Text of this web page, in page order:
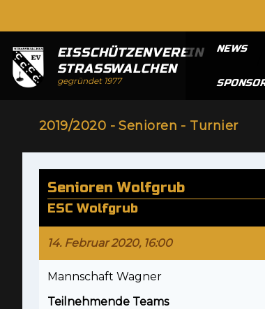
EISSCHÜTZENVEREIN
STRASSWALCHEN
gegründet 1977
NEWS
2019/2020 - Senioren - Turnier
Senioren Wolfgrub
ESC Wolfgrub
14. Februar 2020, 16:00
Mannschaft Wagner
Teilnehmende Teams